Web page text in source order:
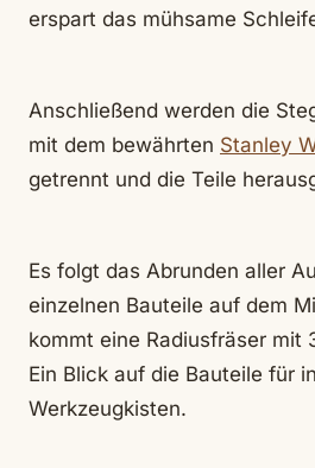
erspart das mühsame
Anschließend werden die
mit dem bewährten Stanley
getrennt und die Teile
Es folgt das Abrunden aller
einzelnen Bauteile auf dem
kommt eine Radiusfräser mit
Ein Blick auf die Bauteile für
Werkzeugkisten.